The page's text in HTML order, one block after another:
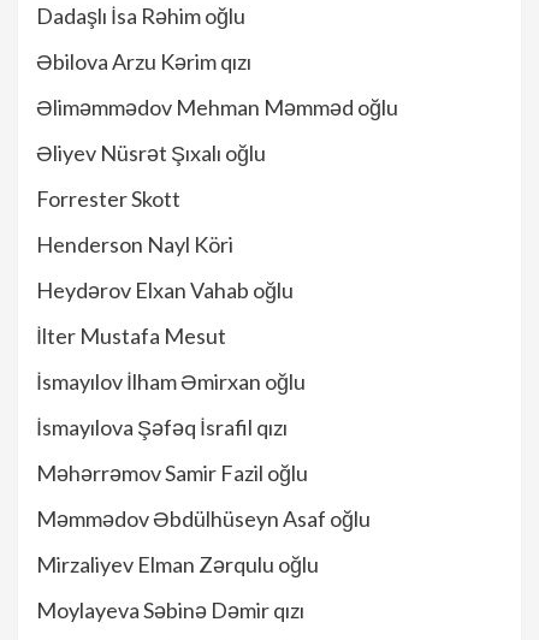
Dadaşlı İsa Rəhim oğlu
Əbilova Arzu Kərim qızı
Əliməmmədov Mehman Məmməd oğlu
Əliyev Nüsrət Şıxalı oğlu
Forrester Skott
Henderson Nayl Köri
Heydərov Elxan Vahab oğlu
İlter Mustafa Mesut
İsmayılov İlham Əmirxan oğlu
İsmayılova Şəfəq İsrafil qızı
Məhərrəmov Samir Fazil oğlu
Məmmədov Əbdülhüseyn Asaf oğlu
Mirzaliyev Elman Zərqulu oğlu
Moylayeva Səbinə Dəmir qızı